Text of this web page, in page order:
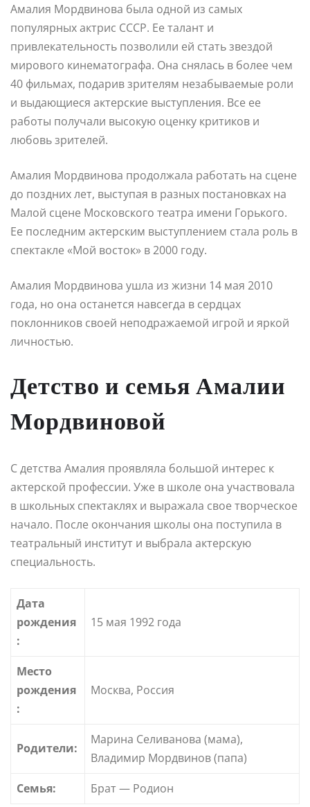
Амалия Мордвинова была одной из самых
популярных актрис СССР. Ее талант и
привлекательность позволили ей стать звездой
мирового кинематографа. Она снялась в более чем
40 фильмах, подарив зрителям незабываемые роли
и выдающиеся актерские выступления. Все ее
работы получали высокую оценку критиков и
любовь зрителей.
Амалия Мордвинова продолжала работать на сцене
до поздних лет, выступая в разных постановках на
Малой сцене Московского театра имени Горького.
Ее последним актерским выступлением стала роль в
спектакле «Мой восток» в 2000 году.
Амалия Мордвинова ушла из жизни 14 мая 2010
года, но она останется навсегда в сердцах
поклонников своей неподражаемой игрой и яркой
личностью.
Детство и семья Амалии
Мордвиновой
С детства Амалия проявляла большой интерес к
актерской профессии. Уже в школе она участвовала
в школьных спектаклях и выражала свое творческое
начало. После окончания школы она поступила в
театральный институт и выбрала актерскую
специальность.
Дата
рождения
:
15 мая 1992 года
Место
рождения
:
Москва, Россия
Родители:
Марина Селиванова (мама),
Владимир Мордвинов (папа)
Семья:
Брат — Родион